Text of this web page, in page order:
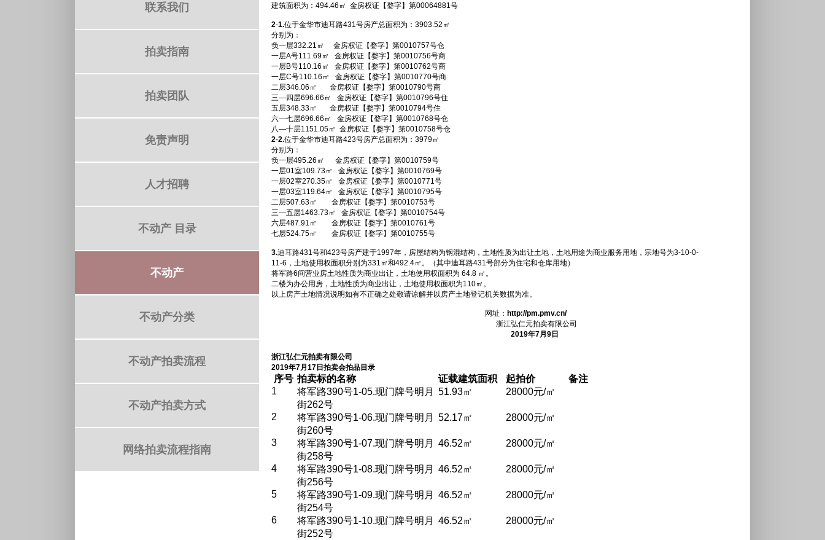
联系我们
拍卖指南
拍卖团队
免责声明
人才招聘
不动产 目录
不动产
不动产分类
不动产拍卖流程
不动产拍卖方式
网络拍卖流程指南
建筑面积为：494.46㎡ 金房权证【婺字】第00064881号
2-1.位于金华市迪耳路431号房产总面积为：3903.52㎡
分别为：
负一层332.21㎡ 金房权证【婺字】第0010757号仓
一层A号111.69㎡ 金房权证【婺字】第0010756号商
一层B号110.16㎡ 金房权证【婺字】第0010762号商
一层C号110.16㎡ 金房权证【婺字】第0010770号商
二层346.06㎡ 金房权证【婺字】第0010790号商
三—四层696.66㎡ 金房权证【婺字】第0010796号住
五层348.33㎡ 金房权证【婺字】第0010794号住
六—七层696.66㎡ 金房权证【婺字】第0010768号仓
八—十层1151.05㎡ 金房权证【婺字】第0010758号仓
2-2.位于金华市迪耳路423号房产总面积为：3979㎡
分别为：
负一层495.26㎡ 金房权证【婺字】第0010759号
一层01室109.73㎡ 金房权证【婺字】第0010769号
一层02室270.35㎡ 金房权证【婺字】第0010771号
一层03室119.64㎡ 金房权证【婺字】第0010795号
二层507.63㎡ 金房权证【婺字】第0010753号
三—五层1463.73㎡ 金房权证【婺字】第0010754号
六层487.91㎡ 金房权证【婺字】第0010761号
七层524.75㎡ 金房权证【婺字】第0010755号
3.迪耳路431号和423号房产建于1997年，房屋结构为钢混结构，土地性质为出让土地，土地用途为商业服务用地，宗地号为3-10-0-
11-6，土地使用权面积分别为331㎡和492.4㎡。（其中迪耳路431号部分为住宅和仓库用地）
将军路6间营业房土地性质为商业出让，土地使用权面积为 64.8 ㎡。
二楼为办公用房，土地性质为商业出让，土地使用权面积为110㎡。
以上房产土地情况说明如有不正确之处敬请谅解并以房产土地登记机关数据为准。
网址： http://pm.pmv.cn/
浙江弘仁元拍卖有限公司
2019年7月9日
浙江弘仁元拍卖有限公司
2019年7月17日拍卖会拍品目录
序号 拍卖标的名称 证载建筑面积 起拍价
备注
1
将军路390号1-05.现门牌号明月
街262号
51.93㎡ 28000元/㎡
2
将军路390号1-06.现门牌号明月
街260号
52.17㎡ 28000元/㎡
3
将军路390号1-07.现门牌号明月
街258号
46.52㎡ 28000元/㎡
4
将军路390号1-08.现门牌号明月
街256号
46.52㎡ 28000元/㎡
5
将军路390号1-09.现门牌号明月
街254号
46.52㎡ 28000元/㎡
6
将军路390号1-10.现门牌号明月
街252号
46.52㎡ 28000元/㎡